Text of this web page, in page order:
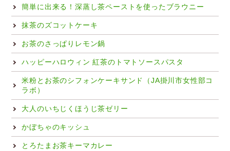
簡単に出来る！深蒸し茶ペーストを使ったブラウニー
抹茶のズコットケーキ
お茶のさっぱりレモン鍋
ハッピーハロウィン 紅茶のトマトソースパスタ
米粉とお茶のシフォンケーキサンド（JA掛川市女性部コ
ラボ）
大人のいちじくほうじ茶ゼリー
かぼちゃのキッシュ
とろたまお茶キーマカレー